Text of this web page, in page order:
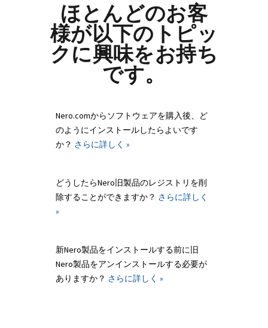
ほとんどのお客
様が以下のトピッ
クに興味をお持ち
です。
Nero.comからソフトウェアを購入後、ど
のようにインストールしたらよいです
か？ さらに詳しく »
どうしたらNero旧製品のレジストリを削
除することができますか？ さらに詳しく
»
新Nero製品をインストールする前に旧
Nero製品をアンインストールする必要が
ありますか？ さらに詳しく »